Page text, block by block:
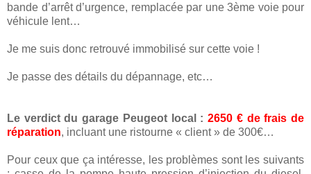
bande d’arrêt d’urgence, remplacée par une 3ème voie pour
véhicule lent…
Je me suis donc retrouvé immobilisé sur cette voie !
Je passe des détails du dépannage, etc…
Le verdict du garage Peugeot local :2650 € de frais de
réparation, incluant une ristourne « client » de 300€…
Pour ceux que ça intéresse, les problèmes sont les suivants